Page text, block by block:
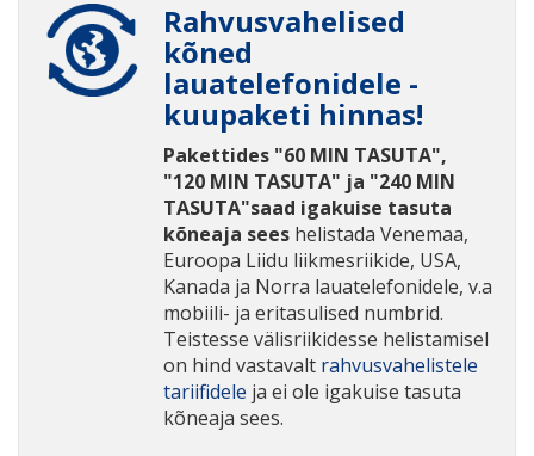
Rahvusvahelised
kõned
lauatelefonidele -
kuupaketi hinnas!
Pakettides "60 MIN TASUTA",
"120 MIN TASUTA" ja "240 MIN
TASUTA"saad igakuise tasuta
kõneaja seeshelistada Venemaa,
Euroopa Liidu liikmesriikide, USA,
Kanada ja Norra lauatelefonidele, v.a
mobiili- ja eritasulised numbrid.
Teistesse välisriikidesse helistamisel
on hind vastavalt rahvusvahelistele
tariifidele ja ei ole igakuise tasuta
kõneaja sees.